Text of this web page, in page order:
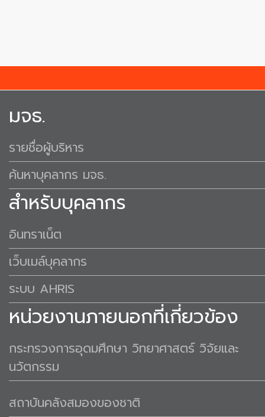
มจธ.
รายชื่อผู้บริหาร
ค้นหาบุคลากร มจธ.
สำหรับบุคลากร
อินทราเน็ต
เว็บเมล์บุคลากร
ระบบ AHRIS
หน่วยงานภายนอกที่เกี่ยวข้อง
กระทรวงการอุดมศึกษา วิทยาศาสตร์ วิจัยและ
นวัตกรรม
สถาบันคลังสมองของชาติ